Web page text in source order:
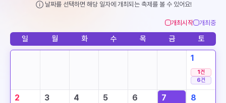
날짜를 선택하면 해당 일자에 개최되는 축제를 볼 수 있어요!
개최시작 개최중
일 월 화 수 목 금 토
1
1건
6건
2 3 4 5 6 7 8